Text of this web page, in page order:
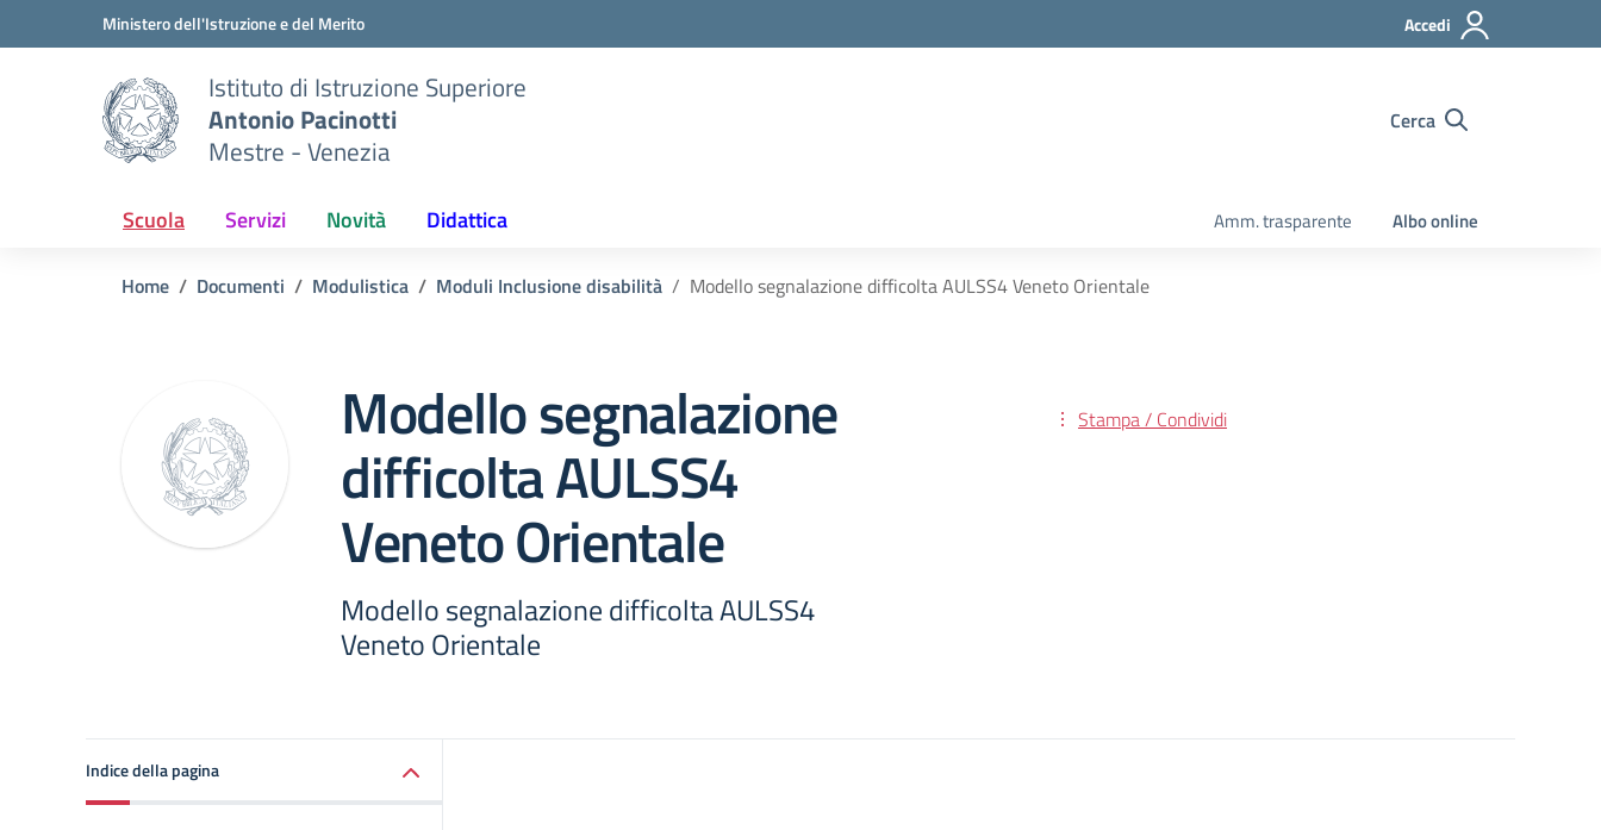
Vai ai contenuti
Vai al menu di navigazioneMinistero dell'Istruzione e del Merito Accedi
Istituto di Istruzione Superiore
Antonio Pacinotti
Mestre - Venezia
Cerca
Scuola Servizi Novità Didattica Amm. trasparente Albo online
Home Documenti Modulistica Moduli Inclusione disabilità Modello segnalazione difficolta AULSS4 Veneto Orientale
Modello segnalazione
difficolta AULSS4
Veneto Orientale
Modello segnalazione difficolta AULSS4
Veneto Orientale
Stampa / Condividi
Indice della pagina